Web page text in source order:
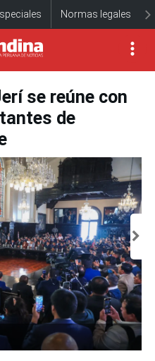
Normas legales
se reúne con
de